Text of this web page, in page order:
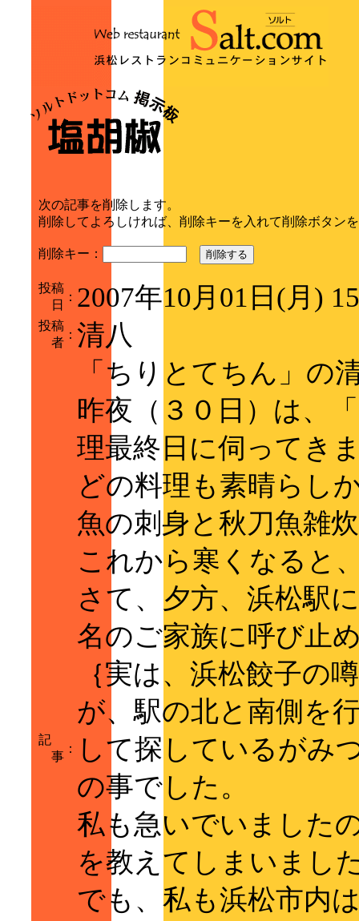
次の記事を削除します。
削除してよろしければ、削除キーを入れて削除ボタン
削除キー： 削除する
投稿
日
： 2007年10月01日(月)
投稿
者
： 清八
記
事
：
「ちりとてちん」の
昨夜（３０日）は、
理最終日に伺ってき
どの料理も素晴らし
魚の刺身と秋刀魚雑
これから寒くなると
さて、夕方、浜松駅
名のご家族に呼び止
｛実は、浜松餃子の
が、駅の北と南側を
して探しているがみ
の事でした。
私も急いでいました
を教えてしまいまし
でも、私も浜松市内